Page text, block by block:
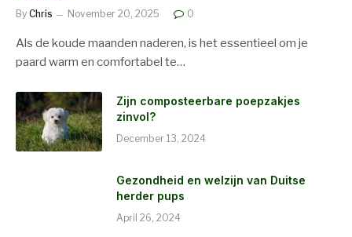
By Chris November 20, 2025 0
Als de koude maanden naderen, is het essentieel om je
paard warm en comfortabel te…
Zijn composteerbare poepzakjes
zinvol?
December 13, 2024
Gezondheid en welzijn van Duitse
herder pups
April 26, 2024